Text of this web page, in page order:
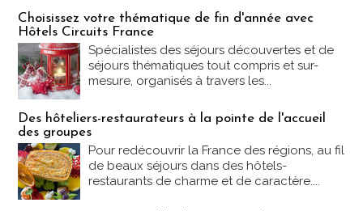
Choisissez votre thématique de fin d'année avec
Hôtels Circuits France
Spécialistes des séjours découvertes et de
séjours thématiques tout compris et sur-
mesure, organisés à travers les...
Des hôteliers-restaurateurs à la pointe de l'accueil
des groupes
Pour redécouvrir la France des régions, au fil
de beaux séjours dans des hôtels-
restaurants de charme et de caractère....